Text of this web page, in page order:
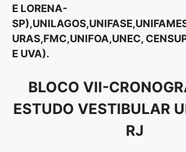
E LORENA-
URAS,FMC,UNIFOA,UNEC,
E UVA).
BLOCO VII-
ESTUDO VESTIBULAR
RJ